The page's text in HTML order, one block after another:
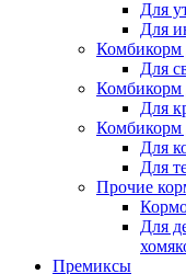
Для
Для
Комбикорм
Для
Комбикорм
Для
Для
Для
Прочие
Для
Премиксы